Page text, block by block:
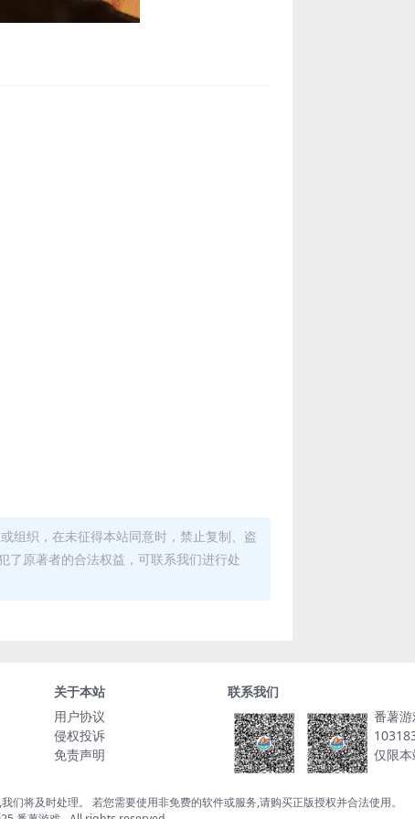
组织，在未征得本站同意时，禁止复制、盗
了原著者的合法权益，可联系我们进行处
关于本站
用户协议
侵权投诉
免责声明
联系我们
番薯游
仅限本
将及时处理。 若您需要使用非免费的软件或服务,请购买正版授权并合法使用。